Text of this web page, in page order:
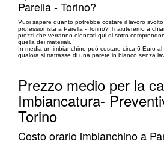
Parella - Torino?
Vuoi sapere quanto potrebbe costare il lavoro
professionista a Parella - Torino? Ti aiuteremo a
prezzi che verranno elencati qui di sotto
quella dei materiali.
In media un imbianchino può costare circa 6 Euro
qualora si trattasse di una parete in bianco senza
Prezzo medio per la
Imbiancatura-
Torino
Costo orario imbianchino a